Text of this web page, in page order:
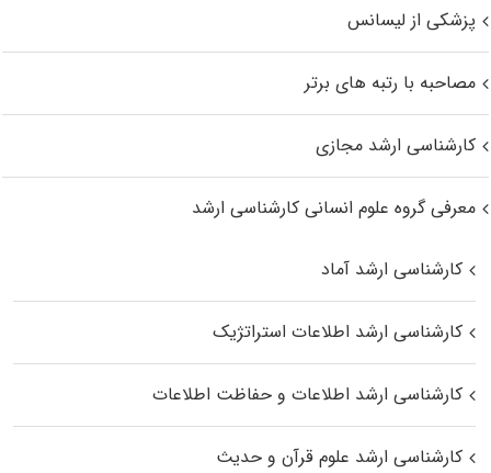
پزشکی از لیسانس
مصاحبه با رتبه های برتر
کارشناسی ارشد مجازی
معرفی گروه علوم انسانی کارشناسی ارشد
کارشناسی ارشد آماد
کارشناسی ارشد اطلاعات استراتژیک
کارشناسی ارشد اطلاعات و حفاظت اطلاعات
کارشناسی ارشد علوم قرآن و حدیث